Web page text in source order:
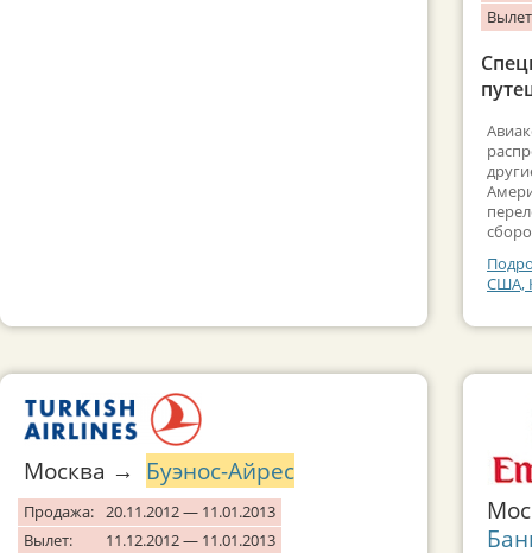
Москва → Буэнос-Айрес
Продажа: 20.11.2012 — 11.01.2013
Вылет:
11.12.2012 — 11.01.2013
США,